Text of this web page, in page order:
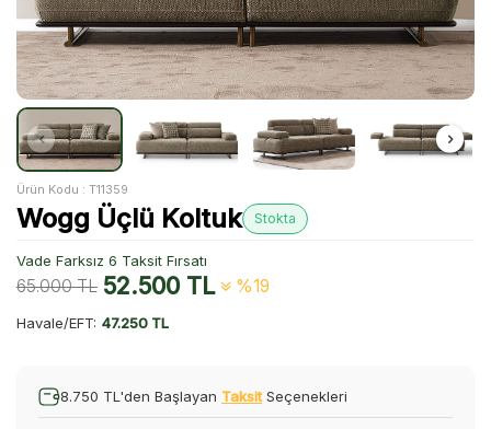
Ürün Kodu : T11359
Wogg Üçlü Koltuk Stokta
Vade Farksız 6 Taksit Fırsatı
65.000TL 52.500TL %19
Havale/EFT: 47.250 TL
8.750 TL'den Başlayan Taksit Seçenekleri